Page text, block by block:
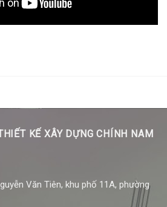
KẾ XÂY DỰNG CHÍNH NAM
Văn Tiên, khu phố 11A, phường